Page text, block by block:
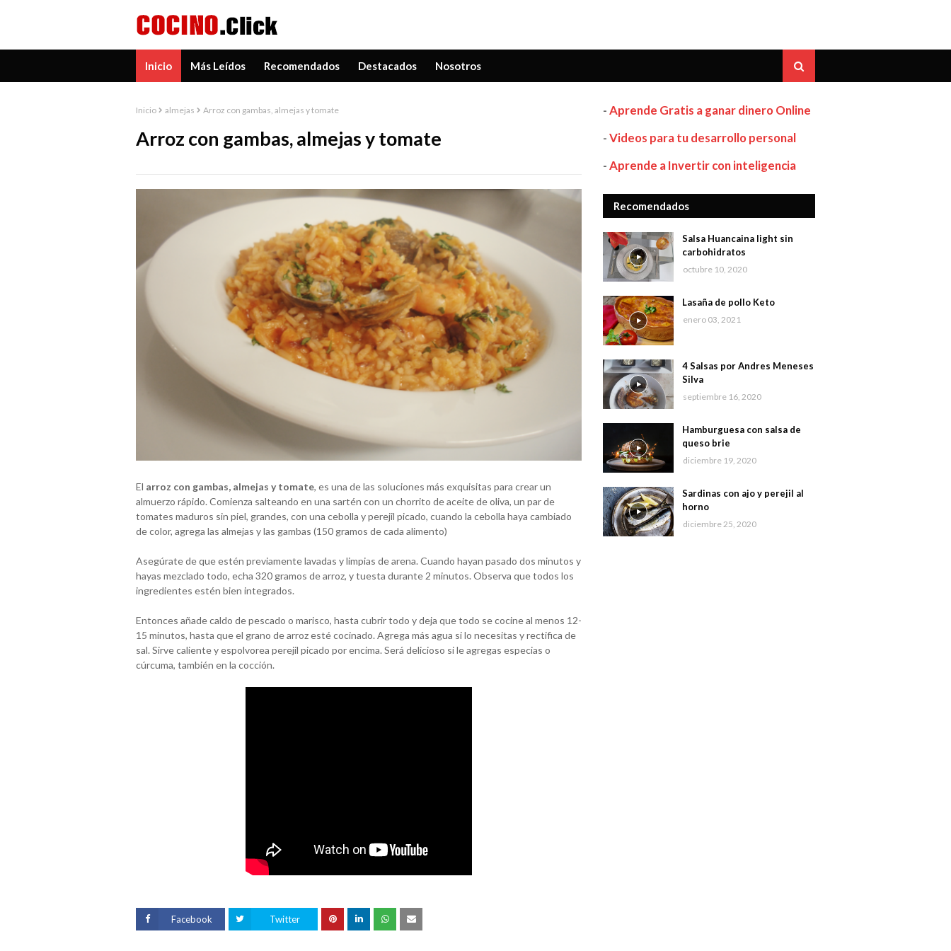
Inicio Más Leídos Recomendados Destacados Nosotros
Inicio almejas Arroz con gambas, almejas y tomate
Arroz con gambas, almejas y tomate
El arroz con gambas, almejas y tomate, es una de las soluciones más exquisitas para crear un
almuerzo rápido. Comienza salteando en una sartén con un chorrito de aceite de oliva, un par de
tomates maduros sin piel, grandes, con una cebolla y perejil picado, cuando la cebolla haya cambiado
de color, agrega las almejas y las gambas (150 gramos de cada alimento)
Asegúrate de que estén previamente lavadas y limpias de arena. Cuando hayan pasado dos minutos y
hayas mezclado todo, echa 320 gramos de arroz, y tuesta durante 2 minutos. Observa que todos los
ingredientes estén bien integrados.
Entonces añade caldo de pescado o marisco, hasta cubrir todo y deja que todo se cocine al menos 12-
15 minutos, hasta que el grano de arroz esté cocinado. Agrega más agua si lo necesitas y rectifica de
sal. Sirve caliente y espolvorea perejil picado por encima. Será delicioso si le agregas especias o
cúrcuma, también en la cocción.
Facebook Twitter
-Aprende Gratis a ganar dinero Online
-Videos para tu desarrollo personal
-Aprende a Invertir con inteligencia
Recomendados
Salsa Huancaina light sin
carbohidratos
octubre 10, 2020
Lasaña de pollo Keto
enero 03, 2021
4 Salsas por Andres Meneses
Silva
septiembre 16, 2020
Hamburguesa con salsa de
queso brie
diciembre 19, 2020
Sardinas con ajo y perejil al
horno
diciembre 25, 2020